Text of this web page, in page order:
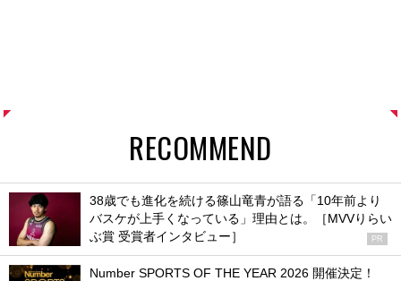
RECOMMEND
38歳でも進化を続ける篠山竜青が語る「10年前より
バスケが上手くなっている」理由とは。［MVVりらい
ぶ賞 受賞者インタビュー］
PR
Number SPORTS OF THE YEAR 2026 開催決定！